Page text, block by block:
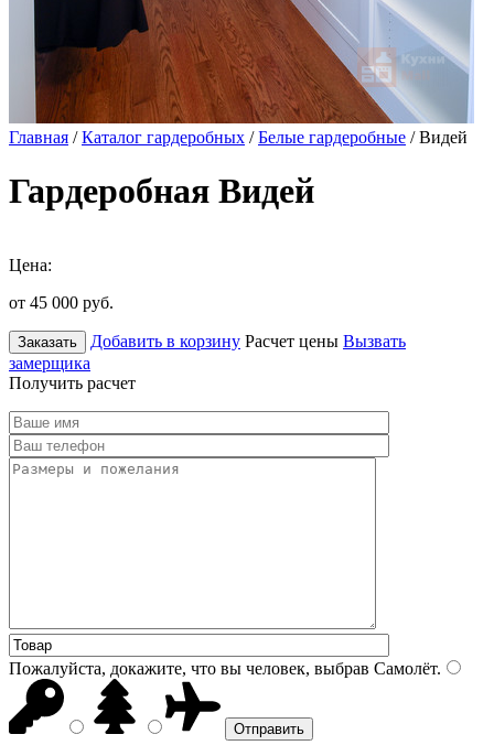
Главная /Каталог гардеробных /Белые гардеробные / Видей
Гардеробная Видей
Цена:
от 45 000 руб.
Заказать Добавить в корзину Расчет цены Вызвать
замерщика
Получить расчет
Пожалуйста, докажите, что вы человек, выбрав Самолёт.